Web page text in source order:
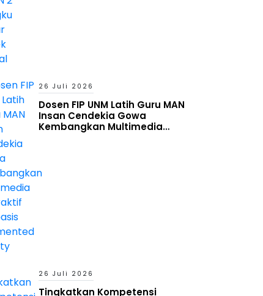
26 Juli 2026
Dosen FIP UNM Latih Guru MAN
Insan Cendekia Gowa
Kembangkan Multimedia
26 Juli 2026
Tingkatkan Kompetensi